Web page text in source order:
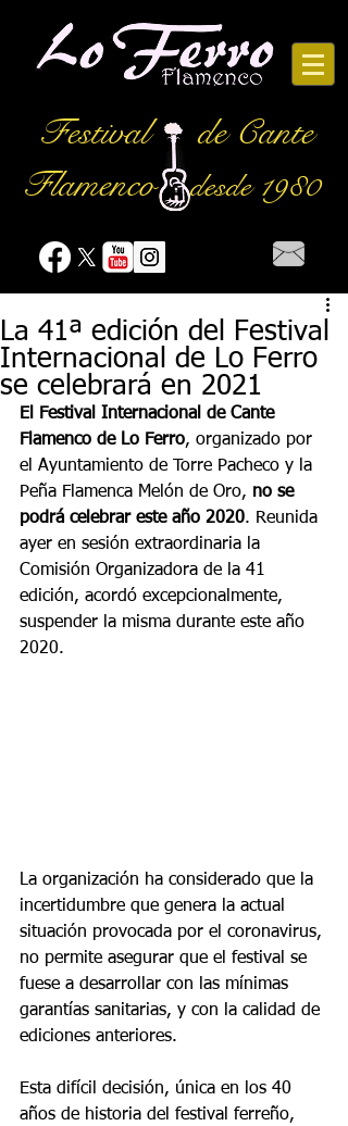
Festival
de Cante
Flamencodesde 1980
La 41ª edición del Festival
Internacional de Lo Ferro
se celebrará en 2021
El Festival Internacional de Cante
Flamenco de Lo Ferro, organizado por
el Ayuntamiento de Torre Pacheco y la
Peña Flamenca Melón de Oro, no se
podrá celebrar este año 2020. Reunida
ayer en sesión extraordinaria la
Comisión Organizadora de la 41
edición, acordó excepcionalmente,
suspender la misma durante este año
2020.
La organización ha considerado que la
incertidumbre que genera la actual
situación provocada por el coronavirus,
no permite asegurar que el festival se
fuese a desarrollar con las mínimas
garantías sanitarias, y con la calidad de
ediciones anteriores.
Esta difícil decisión, única en los 40
años de historia del festival ferreño,